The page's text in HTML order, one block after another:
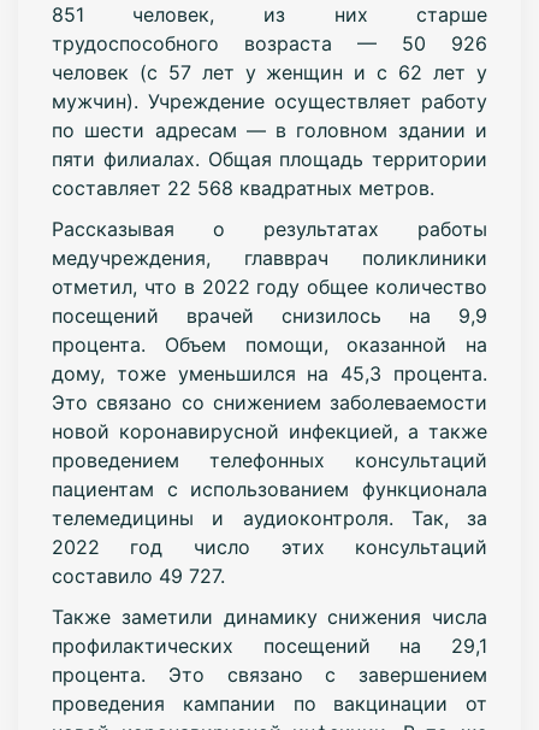
851 человек, из них старше
трудоспособного возраста — 50 926
человек (с 57 лет у женщин и с 62 лет у
мужчин). Учреждение осуществляет работу
по шести адресам — в головном здании и
пяти филиалах. Общая площадь территории
составляет 22 568 квадратных метров.
Рассказывая о результатах работы
медучреждения, главврач поликлиники
отметил, что в 2022 году общее количество
посещений врачей снизилось на 9,9
процента. Объем помощи, оказанной на
дому, тоже уменьшился на 45,3 процента.
Это связано со снижением заболеваемости
новой коронавирусной инфекцией, а также
проведением телефонных консультаций
пациентам с использованием функционала
телемедицины и аудиоконтроля. Так, за
2022 год число этих консультаций
составило 49 727.
Также заметили динамику снижения числа
профилактических посещений на 29,1
процента. Это связано с завершением
проведения кампании по вакцинации от